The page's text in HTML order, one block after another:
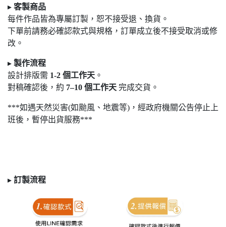
▸ 客製商品
每件作品皆為專屬訂製，恕不接受退 、換貨。
下單前請務必確認款式與規格，訂單成立後不接受取消或修
改。
▸ 製作流程
設計排版需 1-2 個工作天 。
對稿確認後，約 7–10 個工作天 完成交貨。
***如遇天然災害(如颱風、地震等)，經政府機關公告停止上
班後，暫停出貨服務***
▸ 訂製流程